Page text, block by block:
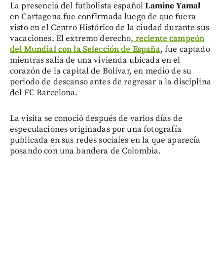
La presencia del futbolista españolLamine Yamal
en Cartagena fue confirmada luego de que fuera
visto en el Centro Histórico de la ciudad durante sus
vacaciones. El extremo derecho, reciente campeón
del Mundial con la Selección de España, fue captado
mientras salía de una vivienda ubicada en el
corazón de la capital de Bolívar, en medio de su
periodo de descanso antes de regresar a la disciplina
del FC Barcelona.
La visita se conoció después de varios días de
especulaciones originadas por una fotografía
publicada en sus redes sociales en la que aparecía
posando con una bandera de Colombia.